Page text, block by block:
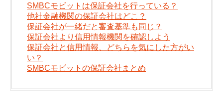
SMBCモビットは保証会社を行っている？
他社金融機関の保証会社はどこ？
保証会社が一緒だと審査基準も同じ？
保証会社より信用情報機関を確認しよう
保証会社と信用情報、どちらを気にした方がい
い？
SMBCモビットの保証会社まとめ